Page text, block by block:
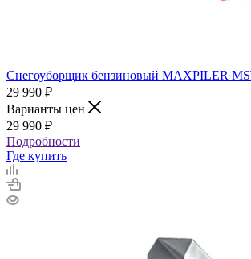
Снегоуборщик бензиновый MAXPILER
29 990 ₽
Варианты цен
29 990 ₽
Подробности
Где купить